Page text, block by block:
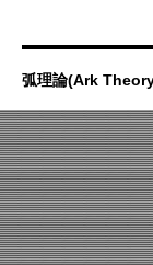
弧理論(Ark